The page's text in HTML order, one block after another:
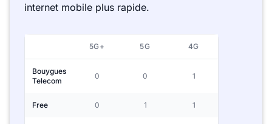
internet mobile plus rapide.
5G+ 5G 4G
Bouygues
Telecom
0 0 1
Free 0 1 1